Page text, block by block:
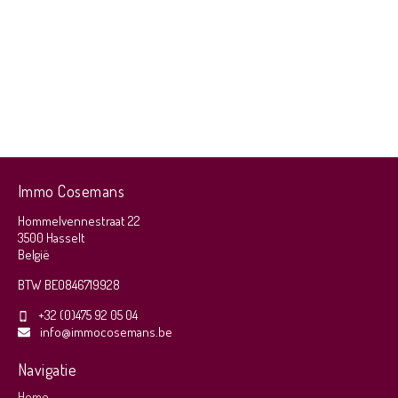
Immo Cosemans
Hommelvennestraat 22
3500 Hasselt
België
BTW BE0846719928
+32 (0)475 92 05 04
info@immocosemans.be
Navigatie